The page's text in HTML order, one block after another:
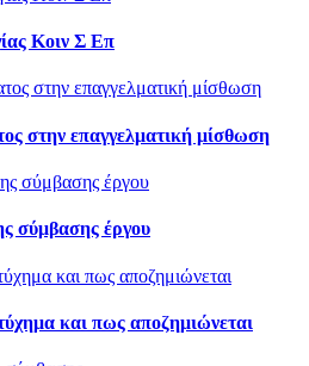
Κοιν Σ Επ
στην επαγγελματική μίσθωση
σύμβασης έργου
και πως αποζημιώνεται